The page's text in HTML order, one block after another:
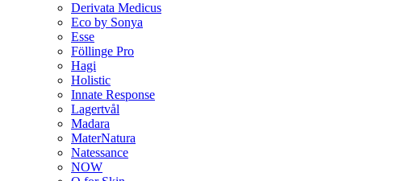
Derivata Medicus
Eco by Sonya
Esse
Föllinge Pro
Hagi
Holistic
Innate Response
Lagertvål
Madara
MaterNatura
Natessance
NOW